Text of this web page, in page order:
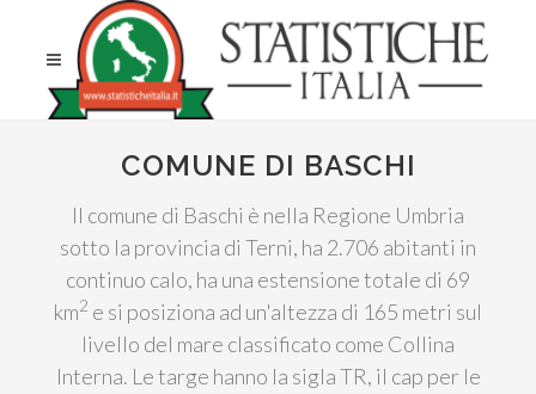
COMUNE DI BASCHI
Il comune di Baschi è nella Regione Umbria
sotto la provincia di Terni, ha 2.706 abitanti in
continuo calo, ha una estensione totale di 69
km2 e si posiziona ad un'altezza di 165 metri sul
livello del mare classificato come Collina
Interna. Le targe hanno la sigla TR, il cap per le